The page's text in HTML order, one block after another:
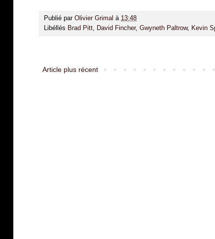
Publié par Olivier Grimal à 13:48
Libéllés Brad Pitt, David Fincher, Gwyneth Paltrow, Kevin
Article plus récent